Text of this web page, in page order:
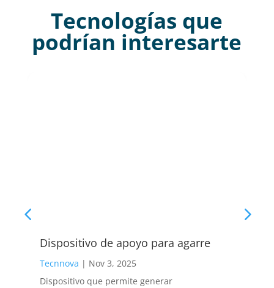
Tecnologías que
podrían interesarte
Dispositivo de apoyo para agarre
Tecnnova | Nov 3, 2025
Dispositivo que permite generar